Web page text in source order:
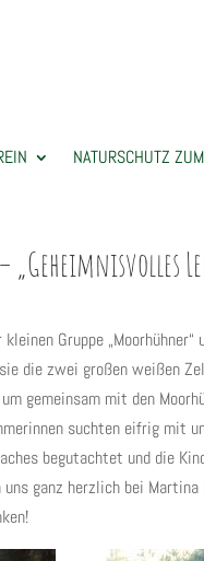
NATURSCHUTZ
Gruppe
die zwei großen weißen
gemeinsam mit den
suchten eifrig mit
begutachtet und die
ganz herzlich bei